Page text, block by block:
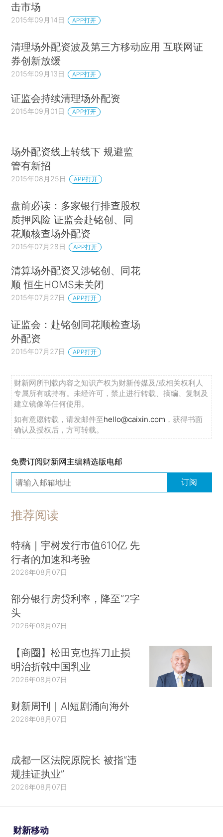
击市场
2015年09月14日 APP打开
清理场外配资波及第三方移动应用 互联网证
券创新放缓
2015年09月13日 APP打开
证监会持续清理场外配资
2015年09月01日 APP打开
场外配资线上转线下 规避监
管有新招
2015年08月25日 APP打开
盘前必读：多家银行排查股权
质押风险 证监会赴铭创、同
花顺核查场外配资
2015年07月28日 APP打开
清算场外配资又涉铭创、同花
顺 恒生HOMS未关闭
2015年07月27日 APP打开
证监会：赴铭创同花顺检查场
外配资
2015年07月27日 APP打开
财新网所刊载内容之知识产权为财新传媒及/或相关权利人
专属所有或持有。未经许可，禁止进行转载、摘编、复制及
建立镜像等任何使用。
如有意愿转载，请发邮件至hello@caixin.com ，获得书面
确认及授权后，方可转载。
免费订阅财新网主编精选版电邮
订阅
推荐阅读
特稿｜宇树发行市值610亿 先
行者的加速和考验
2026年08月07日
部分银行房贷利率，降至“2字
头
2026年08月07日
【商圈】松田克也挥刀止损
明治折戟中国乳业
2026年08月07日
财新周刊｜AI短剧涌向海外
2026年08月07日
成都一区法院原院长 被指“违
规挂证执业”
2026年08月07日
财新移动